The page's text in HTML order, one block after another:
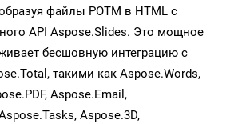
файлы POTM в HTML с
API Aspose.Slides. Это мощное
бесшовную интеграцию с
такими как Aspose.Words,
Aspose.Email,
Aspose.3D,